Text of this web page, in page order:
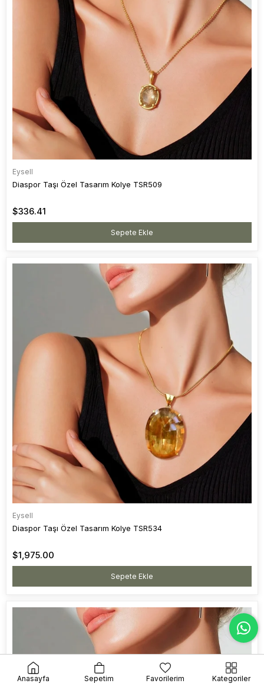
Eysell
Diaspor Taşı Özel Tasarım Kolye TSR509
$336.41
Sepete Ekle
Eysell
Diaspor Taşı Özel Tasarım Kolye TSR534
$1,975.00
Sepete Ekle
Anasayfa Sepetim Favorilerim Kategoriler